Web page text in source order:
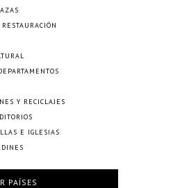
Y RECICLAJES
E IGLESIAS
PAÍSES